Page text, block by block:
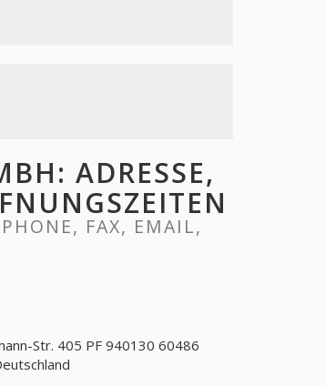
ADRESSE,
FAX, EMAIL,
Str. 405 PF 940130 60486